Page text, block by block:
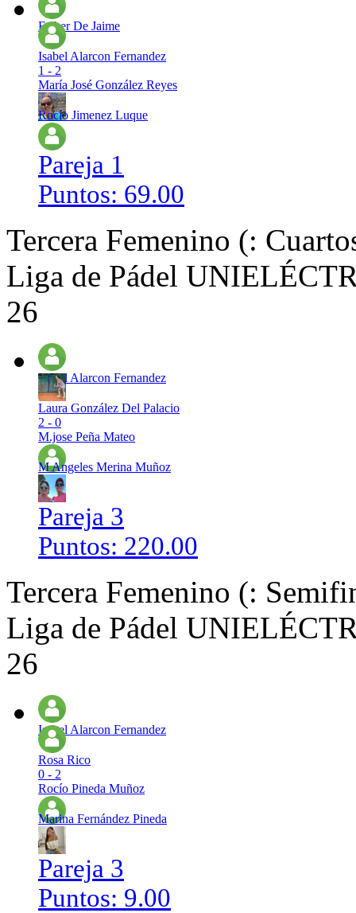
Esther De Jaime
Isabel Alarcon Fernandez
1 - 2
María José González Reyes
Rocío Jimenez Luque
Pareja 1
Puntos: 69.00
Tercera Femenino (:
Liga de Pádel
26
Isabel Alarcon Fernandez
Laura González Del Palacio
2 - 0
M.jose Peña Mateo
M Angeles Merina Muñoz
Pareja 3
Puntos: 220.00
Tercera Femenino (:
Liga de Pádel
26
Isabel Alarcon Fernandez
Rosa Rico
0 - 2
Rocío Pineda Muñoz
Marina Fernández Pineda
Pareja 3
Puntos: 9.00